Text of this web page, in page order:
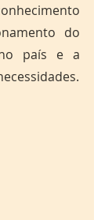
do
país e a